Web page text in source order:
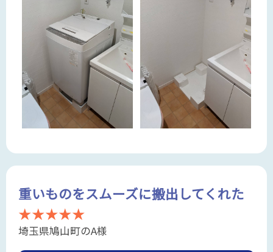
重いものをスムーズに搬出してくれた
★★★★★
埼玉県鳩山町のA様